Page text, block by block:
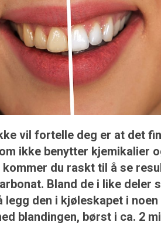
vil fortelle deg er at det
ikke benytter kjemikalier
du raskt til å se
Bland de i like deler
legg den i kjøleskapet i
blandingen, børst i ca. 2